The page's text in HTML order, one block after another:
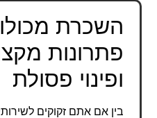
השכרת
פתרונות
ופינוי פסולת
בין אם אתם זקוקים